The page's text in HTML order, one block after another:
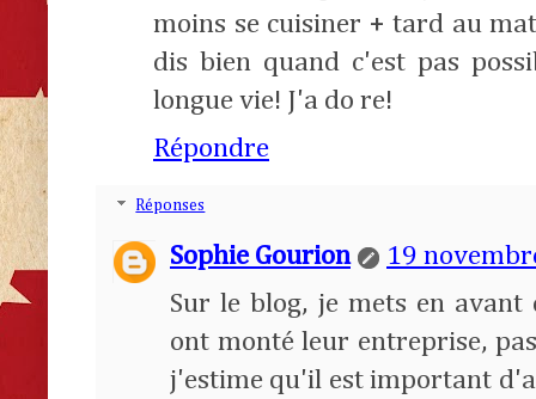
moins se cuisiner + tard au
dis bien quand c'est pas
longue vie! J'a do re!
Répondre
Réponses
Sophie Gourion
19
Sur le blog, je mets en
ont monté leur entreprise,
j'estime qu'il est important